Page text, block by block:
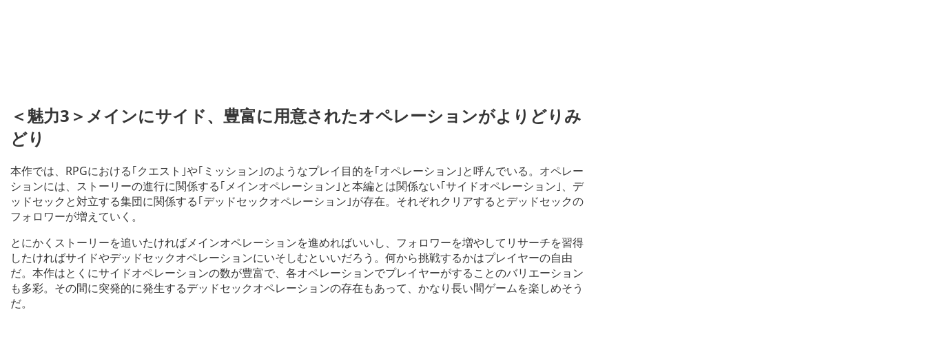
＜魅力3＞メインにサイド、豊富に用意されたオペレーションがよりどりみ
どり
本作では、RPGにおける｢クエスト｣や｢ミッション｣のようなプレイ目的を｢オペレーション｣と呼んでいる。オペレー
ションには、ストーリーの進行に関係する｢メインオペレーション｣と本編とは関係ない｢サイドオペレーション｣、デ
ッドセックと対立する集団に関係する｢デッドセックオペレーション｣が存在。それぞれクリアするとデッドセックの
フォロワーが増えていく。
とにかくストーリーを追いたければメインオペレーションを進めればいいし、フォロワーを増やしてリサーチを習得
したければサイドやデッドセックオペレーションにいそしむといいだろう。何から挑戦するかはプレイヤーの自由
だ。本作はとくにサイドオペレーションの数が豊富で、各オペレーションでプレイヤーがすることのバリエーション
も多彩。その間に突発的に発生するデッドセックオペレーションの存在もあって、かなり長い間ゲームを楽しめそう
だ。